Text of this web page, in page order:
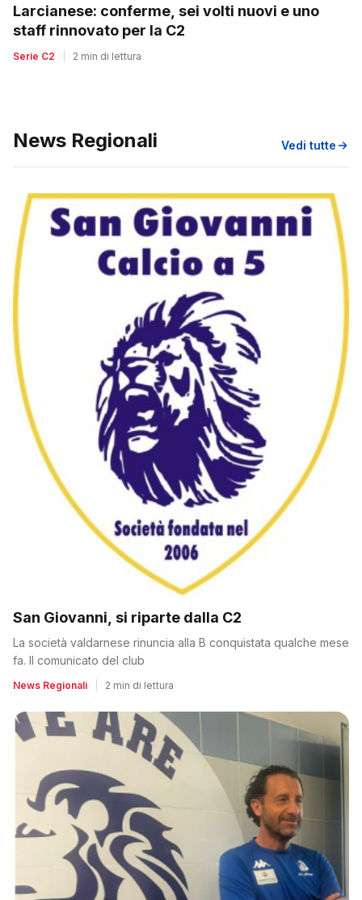
Larcianese: conferme, sei volti nuovi e uno
staff rinnovato per la C2
Serie C2 2 min di lettura
News Regionali Vedi tutte
San Giovanni, si riparte dalla C2
La società valdarnese rinuncia alla B conquistata qualche mese
fa. Il comunicato del club
News Regionali 2 min di lettura